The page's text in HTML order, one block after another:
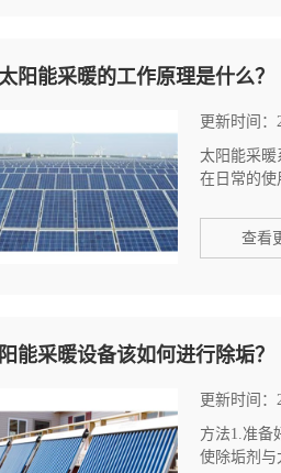
阳能采暖的工作原理是什么？
更新时间：
太阳能采
在日常的使
查看
能采暖设备该如何进行除垢？
更新时间：
方法1.准备
使除垢剂与